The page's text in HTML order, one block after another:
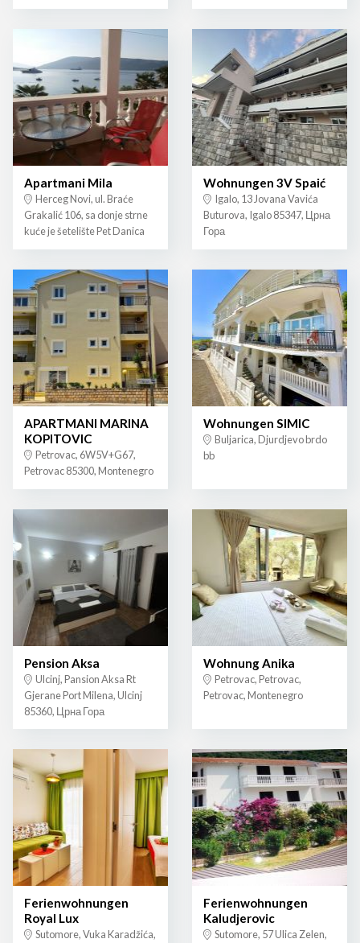
Apartmani Mila
Herceg Novi, ul. Braće
Grakalić 106, sa donje strne
kuće je šetelište Pet Danica
Wohnungen 3V Spaić
Igalo, 13 Jovana Vavića
Buturova, Igalo 85347, Црна
Гора
APARTMANI MARINA
KOPITOVIC
Petrovac, 6W5V+G67,
Petrovac 85300, Montenegro
Wohnungen SIMIC
Buljarica, Djurdjevo brdo
bb
Pension Aksa
Ulcinj, Pansion Aksa Rt
Gjerane Port Milena, Ulcinj
85360, Црна Гора
Wohnung Anika
Petrovac, Petrovac,
Petrovac, Montenegro
Ferienwohnungen
Royal Lux
Sutomore, Vuka Karadžića,
Ferienwohnungen
Kaludjerovic
Sutomore, 57 Ulica Zelen,